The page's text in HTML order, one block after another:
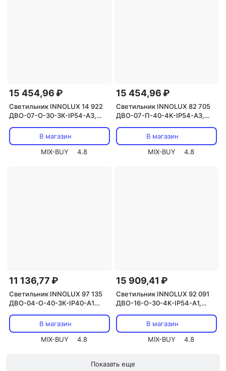
15 454,96 ₽
Светильник INNOLUX 14 922
ДВО-07-О-30-3К-IP54-А3,
В магазин
MIX-BUY
4.8
15 454,96 ₽
Светильник INNOLUX 82 705
ДВО-07-П-40-4К-IP54-А3,
В магазин
MIX-BUY
4.8
11 136,77 ₽
Светильник INNOLUX 97 135
ДВО-04-О-40-3К-IP40-А1
В магазин
MIX-BUY
4.8
15 909,41 ₽
Светильник INNOLUX 92 091
ДВО-16-О-30-4К-IP54-А1,
В магазин
MIX-BUY
4.8
Показать еще